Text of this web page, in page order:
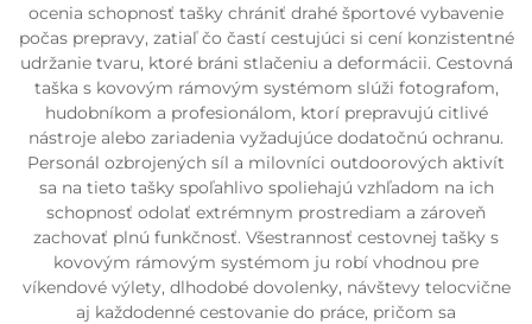
ocenia schopnosť tašky chrániť drahé športové vybavenie
počas prepravy, zatiaľ čo častí cestujúci si cení konzistentné
udržanie tvaru, ktoré bráni stlačeniu a deformácii. Cestovná
taška s kovovým rámovým systémom slúži fotografom,
hudobníkom a profesionálom, ktorí prepravujú citlivé
nástroje alebo zariadenia vyžadujúce dodatočnú ochranu.
Personál ozbrojených síl a milovníci outdoorových aktivít
sa na tieto tašky spoľahlivo spoliehajú vzhľadom na ich
schopnosť odolať extrémnym prostrediam a zároveň
zachovať plnú funkčnosť. Všestrannosť cestovnej tašky s
kovovým rámovým systémom ju robí vhodnou pre
víkendové výlety, dlhodobé dovolenky, návštevy telocvične
aj každodenné cestovanie do práce, pričom sa